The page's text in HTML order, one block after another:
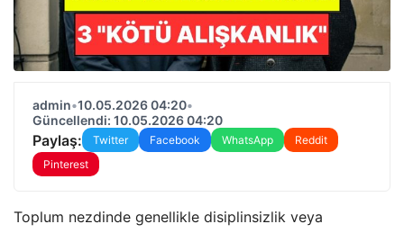
admin•10.05.2026 04:20•
Güncellendi: 10.05.2026 04:20
Paylaş: Twitter Facebook WhatsApp
Reddit
Pinterest
Toplum nezdinde genellikle disiplinsizlik veya